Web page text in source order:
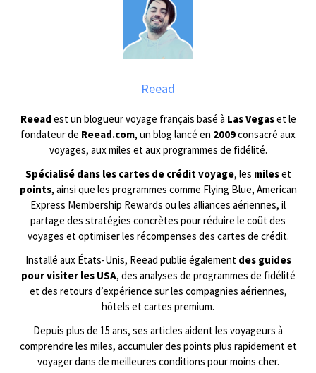
Reead
Reead est un blogueur voyage français basé à Las Vegaset le
fondateur de Reead.com, un blog lancé en 2009consacré aux
voyages, aux miles et aux programmes de fidélité.
Spécialisé dans les cartes de crédit voyage, les mileset
points, ainsi que les programmes comme Flying Blue, American
Express Membership Rewards ou les alliances aériennes, il
partage des stratégies concrètes pour réduire le coût des
voyages et optimiser les récompenses des cartes de crédit.
Installé aux États-Unis, Reead publie également des guides
pour visiter les USA, des analyses de programmes de fidélité
et des retours d’expérience sur les compagnies aériennes,
hôtels et cartes premium.
Depuis plus de 15 ans, ses articles aident les voyageurs à
comprendre les miles, accumuler des points plus rapidement et
voyager dans de meilleures conditions pour moins cher.